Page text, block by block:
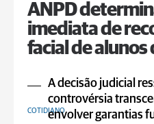
ANPD
imediata de
facial de alunos
A decisão judicial
controvérsia
envolver garantias
COTIDIANO